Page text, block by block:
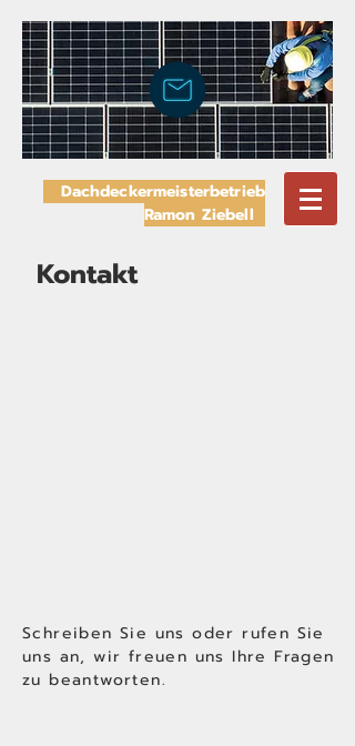
Dachdeckermeisterbetrieb
Ramon Ziebell
Kontakt
Schreiben Sie uns oder rufen Sie
uns an, wir freuen uns Ihre Fragen
zu beantworten.